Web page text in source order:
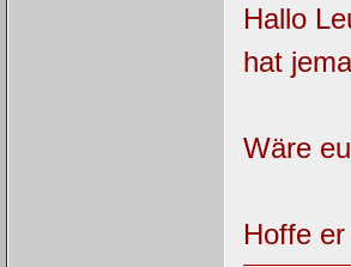
Hallo
hat
Wäre
Hoffe